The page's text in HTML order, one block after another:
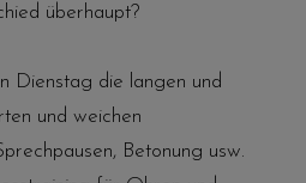
überhaupt?
Dienstag die langen und
und weichen
Betonung usw.